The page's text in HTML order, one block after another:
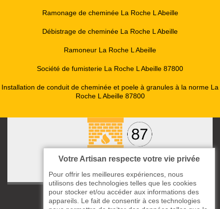
Ramonage de cheminée La Roche L Abeille
Débistrage de cheminée La Roche L Abeille
Ramoneur La Roche L Abeille
Société de fumisterie La Roche L Abeille 87800
Installation de conduit de cheminée et poele à granules à la norme La
Roche L Abeille 87800
ccas le Bourg
87220 Boisseuil
Votre Artisan respecte votre vie privée
Pour offrir les meilleures expériences, nous
utilisons des technologies telles que les cookies
pour stocker et/ou accéder aux informations des
appareils. Le fait de consentir à ces technologies